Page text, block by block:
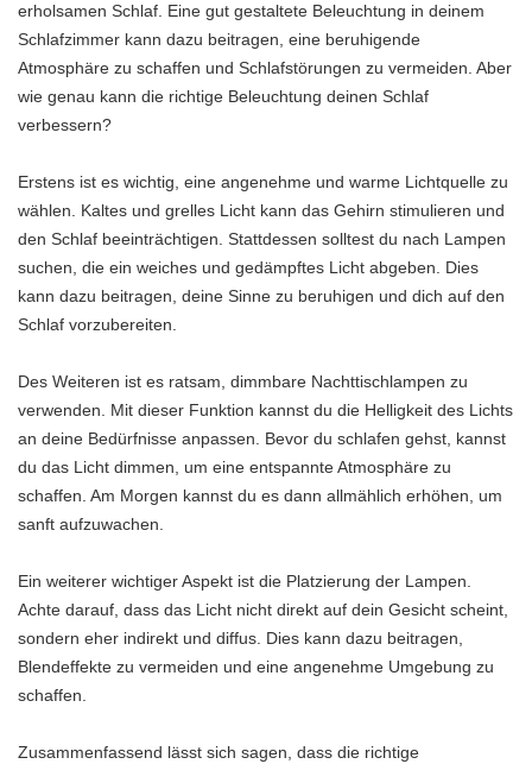
erholsamen Schlaf. Eine gut gestaltete Beleuchtung in deinem
Schlafzimmer kann dazu beitragen, eine beruhigende
Atmosphäre zu schaffen und Schlafstörungen zu vermeiden. Aber
wie genau kann die richtige Beleuchtung deinen Schlaf
verbessern?
Erstens ist es wichtig, eine angenehme und warme Lichtquelle zu
wählen. Kaltes und grelles Licht kann das Gehirn stimulieren und
den Schlaf beeinträchtigen. Stattdessen solltest du nach Lampen
suchen, die ein weiches und gedämpftes Licht abgeben. Dies
kann dazu beitragen, deine Sinne zu beruhigen und dich auf den
Schlaf vorzubereiten.
Des Weiteren ist es ratsam, dimmbare Nachttischlampen zu
verwenden. Mit dieser Funktion kannst du die Helligkeit des Lichts
an deine Bedürfnisse anpassen. Bevor du schlafen gehst, kannst
du das Licht dimmen, um eine entspannte Atmosphäre zu
schaffen. Am Morgen kannst du es dann allmählich erhöhen, um
sanft aufzuwachen.
Ein weiterer wichtiger Aspekt ist die Platzierung der Lampen.
Achte darauf, dass das Licht nicht direkt auf dein Gesicht scheint,
sondern eher indirekt und diffus. Dies kann dazu beitragen,
Blendeffekte zu vermeiden und eine angenehme Umgebung zu
schaffen.
Zusammenfassend lässt sich sagen, dass die richtige